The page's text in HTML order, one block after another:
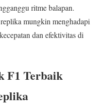
ritme balapan.
mungkin menghadapi
dan efektivitas di
F1 Terbaik